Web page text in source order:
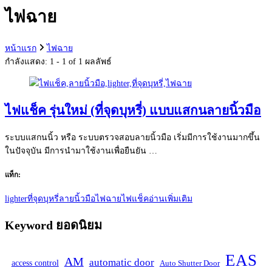
ไฟฉาย
หน้าแรก
ไฟฉาย
กำลังแสดง: 1 - 1 of 1 ผลลัพธ์
ไฟแช็ค รุ่นใหม่ (ที่จุดบุหรี่) แบบแสกนลายนิ้วมือ
ระบบแสกนนิ้ว หรือ ระบบตรวจสอบลายนิ้วมือ เริ่มมีการใช้งานมากขึ้น
ในปัจจุบัน มีการนำมาใช้งานเพื่อยืนยัน …
แท็ก:
lighterที่จุดบุหรี่ลายนิ้วมือไฟฉายไฟแช็คอ่านเพิ่มเติม
Keyword ยอดนิยม
access control AM automatic door Auto Shutter Door EAS